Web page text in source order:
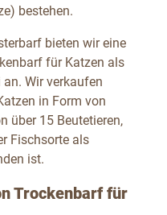
bestehen.
bieten wir eine
für Katzen als
Wir verkaufen
in Form von
über 15 Beutetieren,
Fischsorte als
ist.
Trockenbarf für